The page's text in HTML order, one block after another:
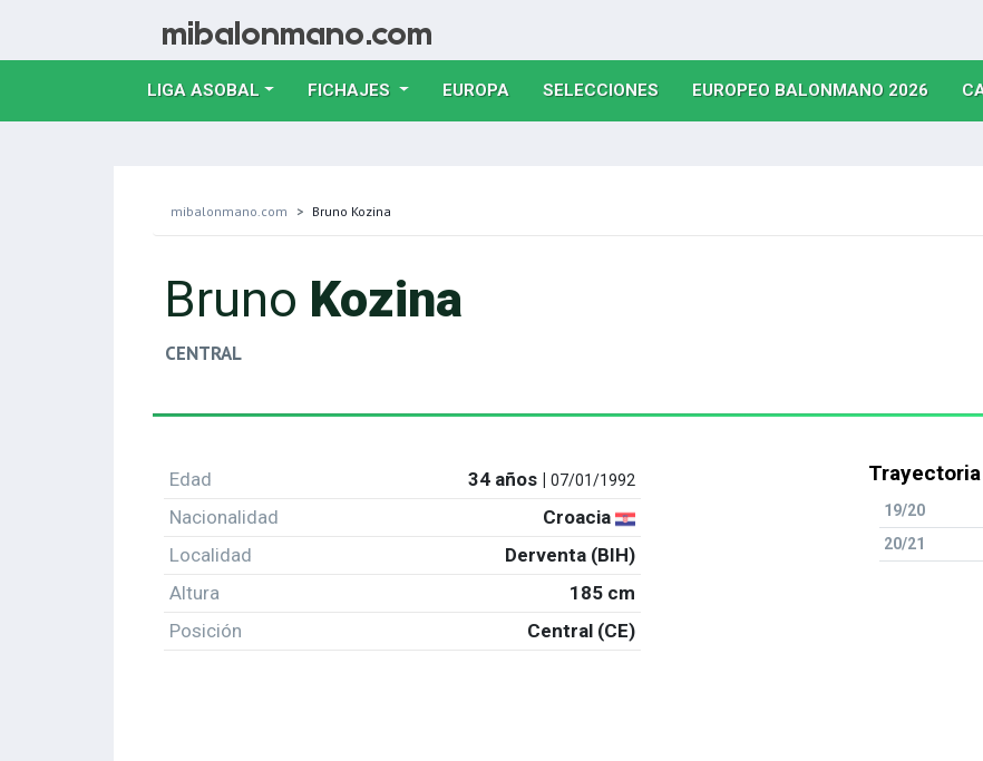
LIGA ASOBAL FICHAJES EUROPA(CURRENT)
SELECCIONES(CURRENT)
EUROPEO BALONMANO 2026
mibalonmano.com Bruno Kozina
Bruno Kozina
CENTRAL
Edad 34 años |07/01/1992
Nacionalidad
Croacia
Localidad
Derventa (BIH)
Altura
185 cm
Posición
Central (CE)
Trayectoria
19/20
20/21